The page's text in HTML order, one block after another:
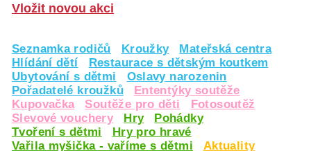
Vložit novou akci
Seznamka rodičů Kroužky
Mateřská centra
Hlídání dětí
Restaurace s dětským koutkem
Ubytování s dětmi
Oslavy narozenin
Pořadatelé kroužků
Ententýky soutěže
Kupovačka
Soutěže pro děti
Fotosoutěž
Slevové vouchery
Hry
Pohádky
Tvoření s dětmi
Hry pro hravé
Vařila myšička - vaříme s dětmi
Aktuality